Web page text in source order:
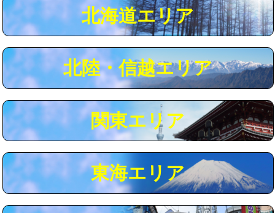
管・ポリ管・HT管使用/3ｍまで)
給水管工事※（ライニング鋼管・銅
+8,800円
マス交換（土の掘削・埋め戻し作業） 11,000円~
マス交換（深さ50㎝以上） 66,000円
コンクリート斫り（厚さ10㎝まで） 27,500円
コンクリート斫り（厚さ10㎝超え） 38,500円
モルタル補修（厚さ10㎝まで） 27,500円
北海道エリア
北陸・信越エリア
関東エリア
東海エリア